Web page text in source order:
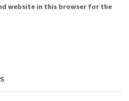
website in this browser for the